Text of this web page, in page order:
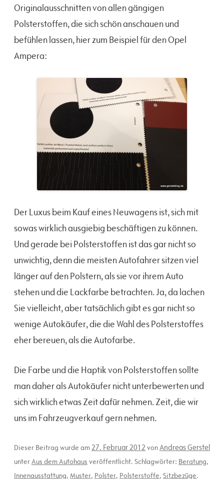
Originalausschnitten von allen gängigen
Polsterstoffen, die sich schön anschauen und
befühlen lassen, hier zum Beispiel für den Opel
Ampera:
Der Luxus beim Kauf eines Neuwagens ist, sich mit
sowas wirklich ausgiebig beschäftigen zu können.
Und gerade bei Polsterstoffen ist das gar nicht so
unwichtig, denn die meisten Autofahrer sitzen viel
länger auf den Polstern, als sie vor ihrem Auto
stehen und die Lackfarbe betrachten. Ja, da lachen
Sie vielleicht, aber tatsächlich gibt es gar nicht so
wenige Autokäufer, die die Wahl des Polsterstoffes
eher bereuen, als die Autofarbe.
Die Farbe und die Haptik von Polsterstoffen sollte
man daher als Autokäufer nicht unterbewerten und
sich wirklich etwas Zeit dafür nehmen. Zeit, die wir
uns im Fahrzeugverkauf gern nehmen.
Dieser Beitrag wurde am27. Februar 2012 vonAndreas Gerstel
unterAus dem Autohaus veröffentlicht. Schlagwörter: Beratung,
Innenausstattung, Muster, Polster, Polsterstoffe, Sitzbezüge.